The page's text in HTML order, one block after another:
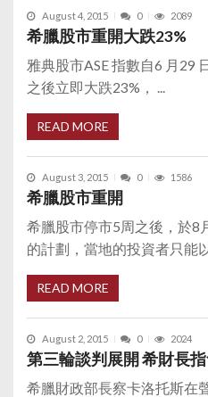
August 4, 2015 0 2089
希臘股市重開大跌23%
雅典股市ASE 指數自6 月29
之後立即大跌23%， ...
READ MORE
August 3, 2015 0 1586
希臘股市重開
希臘股市停市5周之後，於8
的計劃，當地的投資者只能
READ MORE
August 2, 2015 0 2024
第三輪談判展開 希財長
希臘財政部長察卡洛托斯在